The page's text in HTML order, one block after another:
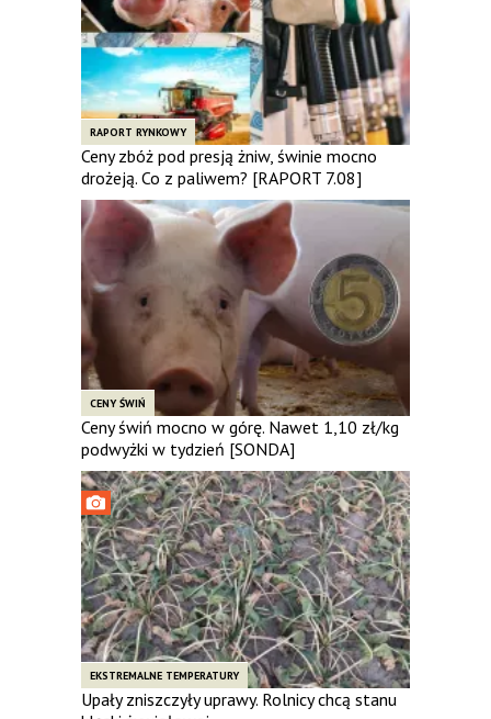
RAPORT RYNKOWY
Ceny zbóż pod presją żniw, świnie mocno
drożeją. Co z paliwem? [RAPORT 7.08]
CENY ŚWIŃ
Ceny świń mocno w górę. Nawet 1,10 zł/kg
podwyżki w tydzień [SONDA]
EKSTREMALNE TEMPERATURY
Upały zniszczyły uprawy. Rolnicy chcą stanu